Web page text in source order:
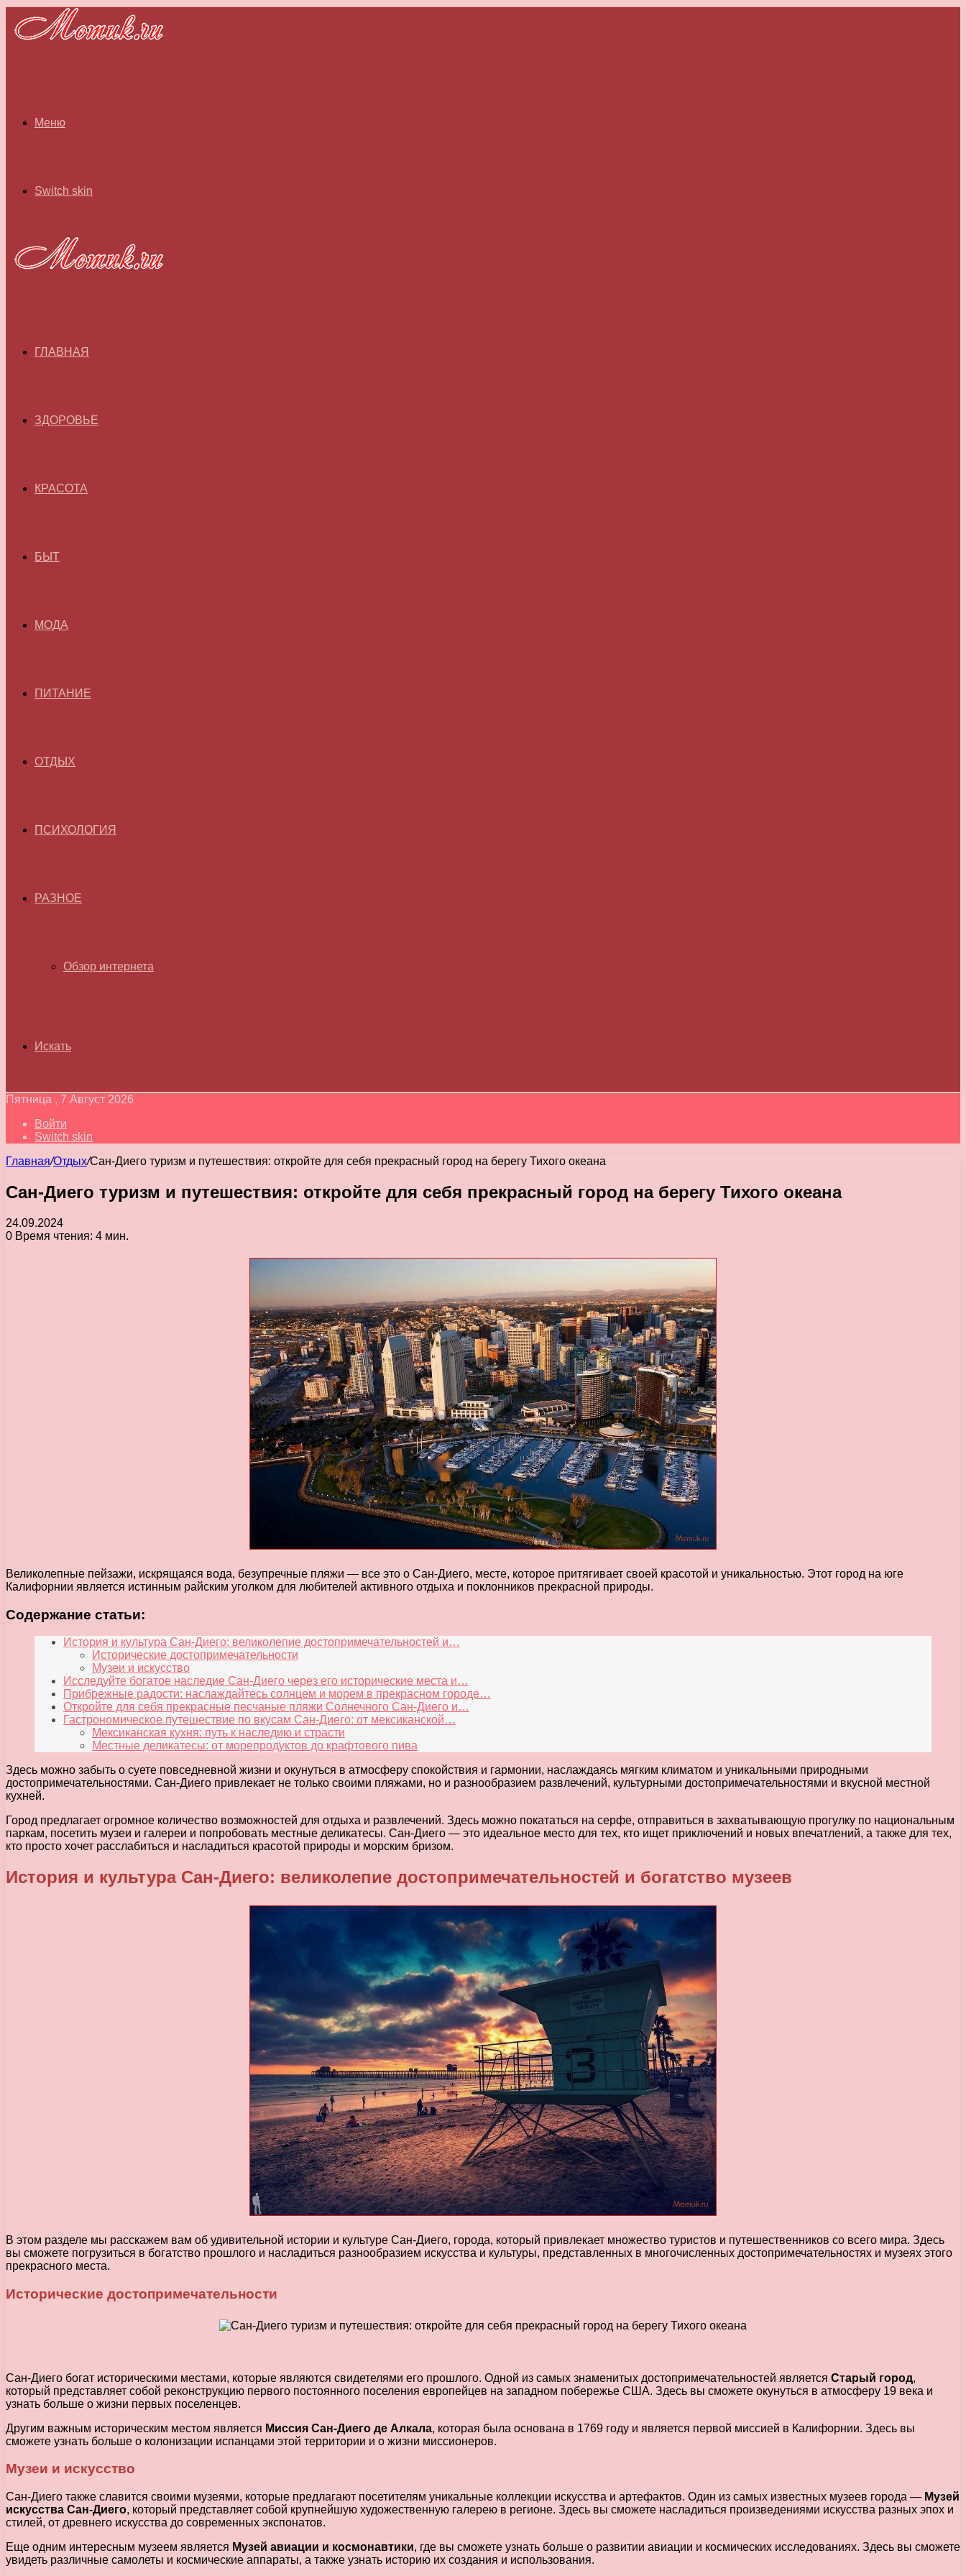
Меню
Switch skin
ГЛАВНАЯ
ЗДОРОВЬЕ
КРАСОТА
БЫТ
МОДА
ПИТАНИЕ
ОТДЫХ
ПСИХОЛОГИЯ
РАЗНОЕ
Обзор интернета
Искать
Пятница , 7 Август 2026
Войти
Switch skin
Главная/Отдых/Сан-Диего туризм и путешествия: откройте для себя прекрасный город на берегу Тихого океана
Сан-Диего туризм и путешествия: откройте для себя прекрасный город на берегу Тихого океана
24.09.2024
0 Время чтения: 4 мин.
Великолепные пейзажи, искрящаяся вода, безупречные пляжи — все это о Сан-Диего, месте, которое притягивает своей красотой и уникальностью. Этот город на юге
Калифорнии является истинным райским уголком для любителей активного отдыха и поклонников прекрасной природы.
Содержание статьи:
История и культура Сан-Диего: великолепие достопримечательностей и…
Исторические достопримечательности
Музеи и искусство
Исследуйте богатое наследие Сан-Диего через его исторические места и…
Прибрежные радости: наслаждайтесь солнцем и морем в прекрасном городе…
Откройте для себя прекрасные песчаные пляжи Солнечного Сан-Диего и…
Гастрономическое путешествие по вкусам Сан-Диего: от мексиканской…
Мексиканская кухня: путь к наследию и страсти
Местные деликатесы: от морепродуктов до крафтового пива
Здесь можно забыть о суете повседневной жизни и окунуться в атмосферу спокойствия и гармонии, наслаждаясь мягким климатом и уникальными природными
достопримечательностями. Сан-Диего привлекает не только своими пляжами, но и разнообразием развлечений, культурными достопримечательностями и вкусной местной
кухней.
Город предлагает огромное количество возможностей для отдыха и развлечений. Здесь можно покататься на серфе, отправиться в захватывающую прогулку по национальным
паркам, посетить музеи и галереи и попробовать местные деликатесы. Сан-Диего — это идеальное место для тех, кто ищет приключений и новых впечатлений, а также для тех,
кто просто хочет расслабиться и насладиться красотой природы и морским бризом.
История и культура Сан-Диего: великолепие достопримечательностей и богатство музеев
В этом разделе мы расскажем вам об удивительной истории и культуре Сан-Диего, города, который привлекает множество туристов и путешественников со всего мира. Здесь
вы сможете погрузиться в богатство прошлого и насладиться разнообразием искусства и культуры, представленных в многочисленных достопримечательностях и музеях этого
прекрасного места.
Исторические достопримечательности
Сан-Диего богат историческими местами, которые являются свидетелями его прошлого. Одной из самых знаменитых достопримечательностей является Старый город,
который представляет собой реконструкцию первого постоянного поселения европейцев на западном побережье США. Здесь вы сможете окунуться в атмосферу 19 века и
узнать больше о жизни первых поселенцев.
Другим важным историческим местом является Миссия Сан-Диего де Алкала, которая была основана в 1769 году и является первой миссией в Калифорнии. Здесь вы
сможете узнать больше о колонизации испанцами этой территории и о жизни миссионеров.
Музеи и искусство
Сан-Диего также славится своими музеями, которые предлагают посетителям уникальные коллекции искусства и артефактов. Один из самых известных музеев города — Музей
искусства Сан-Диего, который представляет собой крупнейшую художественную галерею в регионе. Здесь вы сможете насладиться произведениями искусства разных эпох и
стилей, от древнего искусства до современных экспонатов.
Еще одним интересным музеем является Музей авиации и космонавтики, где вы сможете узнать больше о развитии авиации и космических исследованиях. Здесь вы сможете
увидеть различные самолеты и космические аппараты, а также узнать историю их создания и использования.